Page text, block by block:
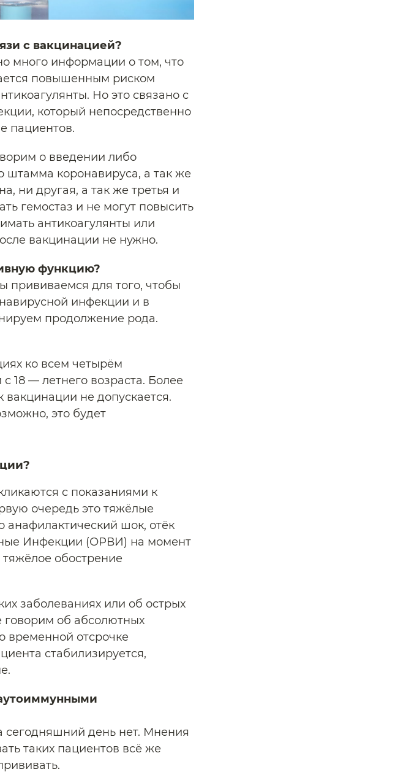
с вакцинацией?
много информации о том, что
повышенным риском
Но это связано с
который непосредственно
пациентов.
о введении либо
штамма коронавируса, а так же
ни другая, а так же третья и
гемостаз и не могут повысить
антикоагулянты или
вакцинации не нужно.
функцию?
прививаемся для того, чтобы
инфекции и в
продолжение рода.
ко всем четырём
18 — летнего возраста. Более
не допускается.
это будет
с показаниями к
очередь это тяжёлые
анафилактический шок, отёк
Инфекции (ОРВИ) на момент
обострение
заболеваниях или об острых
говорим об абсолютных
временной отсрочке
стабилизируется,
сегодняшний день нет. Мнения
таких пациентов всё же